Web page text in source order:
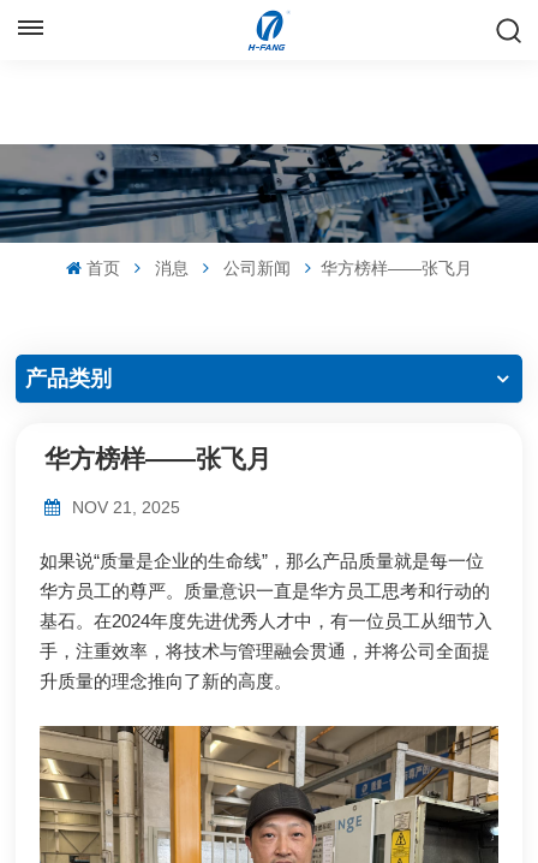
首页 消息 公司新闻 华方榜样——张飞月
产品类别
华方榜样——张飞月
NOV 21, 2025
如果说“质量是企业的生命线”，那么产品质量就是每一位
华方员工的尊严。质量意识一直是华方员工思考和行动的
基石。在2024年度先进优秀人才中，有一位员工从细节入
手，注重效率，将技术与管理融会贯通，并将公司全面提
升质量的理念推向了新的高度。